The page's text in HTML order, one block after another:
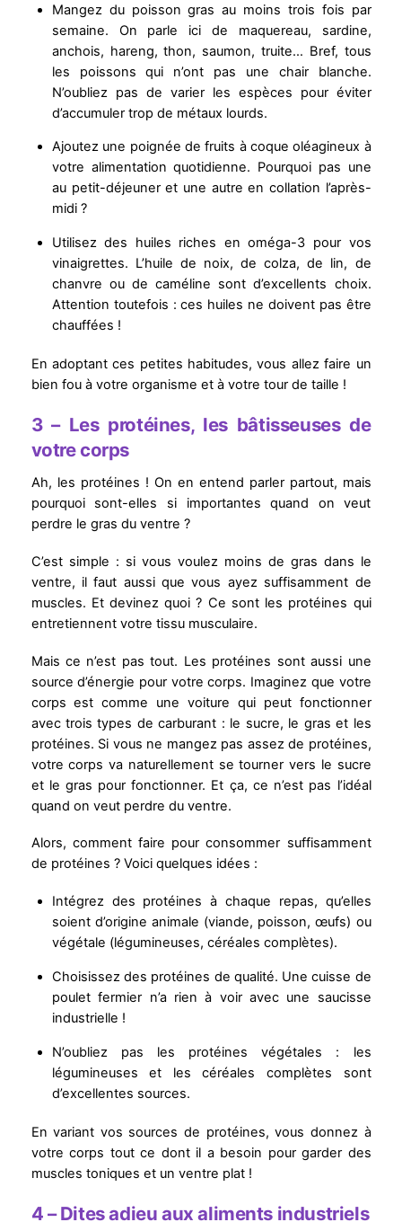
Mangez du poisson gras au moins trois fois par
semaine. On parle ici de maquereau, sardine,
anchois, hareng, thon, saumon, truite… Bref, tous
les poissons qui n’ont pas une chair blanche.
N’oubliez pas de varier les espèces pour éviter
d’accumuler trop de métaux lourds.
Ajoutez une poignée de fruits à coque oléagineux à
votre alimentation quotidienne. Pourquoi pas une
au petit-déjeuner et une autre en collation l’après-
midi ?
Utilisez des huiles riches en oméga-3 pour vos
vinaigrettes. L’huile de noix, de colza, de lin, de
chanvre ou de caméline sont d’excellents choix.
Attention toutefois : ces huiles ne doivent pas être
chauffées !
En adoptant ces petites habitudes, vous allez faire un
bien fou à votre organisme et à votre tour de taille !
3 – Les protéines, les bâtisseuses de
votre corps
Ah, les protéines ! On en entend parler partout, mais
pourquoi sont-elles si importantes quand on veut
perdre le gras du ventre ?
C’est simple : si vous voulez moins de gras dans le
ventre, il faut aussi que vous ayez suffisamment de
muscles. Et devinez quoi ? Ce sont les protéines qui
entretiennent votre tissu musculaire.
Mais ce n’est pas tout. Les protéines sont aussi une
source d’énergie pour votre corps. Imaginez que votre
corps est comme une voiture qui peut fonctionner
avec trois types de carburant : le sucre, le gras et les
protéines. Si vous ne mangez pas assez de protéines,
votre corps va naturellement se tourner vers le sucre
et le gras pour fonctionner. Et ça, ce n’est pas l’idéal
quand on veut perdre du ventre.
Alors, comment faire pour consommer suffisamment
de protéines ? Voici quelques idées :
Intégrez des protéines à chaque repas, qu’elles
soient d’origine animale (viande, poisson, œufs) ou
végétale (légumineuses, céréales complètes).
Choisissez des protéines de qualité. Une cuisse de
poulet fermier n’a rien à voir avec une saucisse
industrielle !
N’oubliez pas les protéines végétales : les
légumineuses et les céréales complètes sont
d’excellentes sources.
En variant vos sources de protéines, vous donnez à
votre corps tout ce dont il a besoin pour garder des
muscles toniques et un ventre plat !
4 – Dites adieu aux aliments industriels